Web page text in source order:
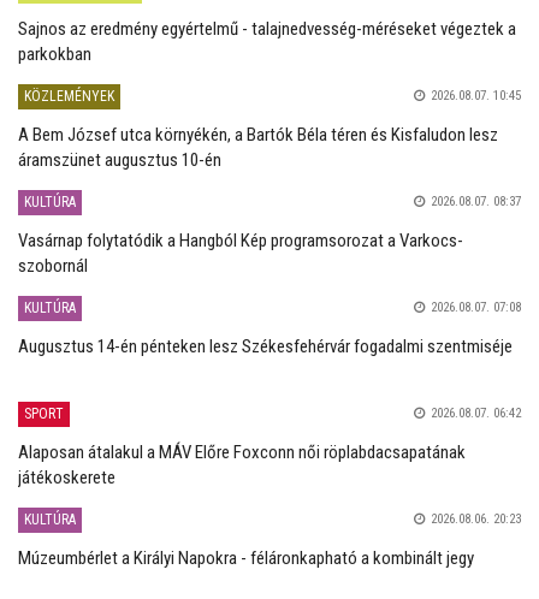
Sajnos az eredmény egyértelmű - talajnedvesség-méréseket végeztek a
parkokban
KÖZLEMÉNYEK 2026.08.07. 10:45
A Bem József utca környékén, a Bartók Béla téren és Kisfaludon lesz
áramszünet augusztus 10-én
KULTÚRA 2026.08.07. 08:37
Vasárnap folytatódik a Hangból Kép programsorozat a Varkocs-
szobornál
KULTÚRA 2026.08.07. 07:08
Augusztus 14-én pénteken lesz Székesfehérvár fogadalmi szentmiséje
SPORT 2026.08.07. 06:42
Alaposan átalakul a MÁV Előre Foxconn női röplabdacsapatának
játékoskerete
KULTÚRA 2026.08.06. 20:23
Múzeumbérlet a Királyi Napokra - féláronkapható a kombinált jegy